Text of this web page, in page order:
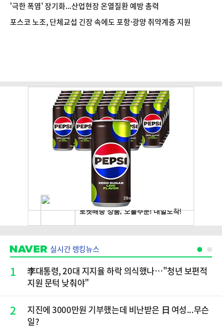
'극한 폭염' 장기화...산업현장 온열질환 예방 총력
포스코 노조, 단체교섭 긴장 속에도 포항·광양 취약계층 지원
실시간 랭킹뉴스
1
李대통령, 20대 지지율 하락 의식했나…"청년 보편적
지원 문턱 낮춰야"
2
지진에 3000만원 기부했는데 비난받은 日 여성...무슨
일?